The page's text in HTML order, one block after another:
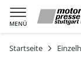
MENÜ
Warenkorb
Startseite